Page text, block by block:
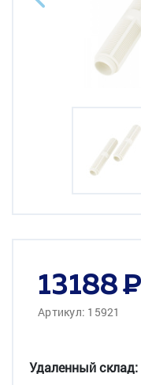
13188
Артикул: 15921
Удаленный склад: